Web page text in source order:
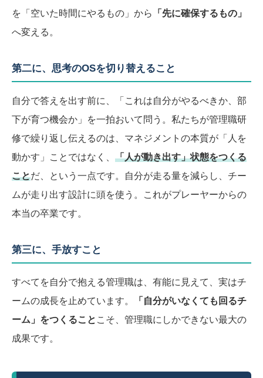
を「空いた時間にやるもの」から
「先に確保するもの」
へ変える。
第二に、思考のOSを切り替えること
自分で答えを出す前に、「これは自分がやるべきか、部
下が育つ機会か」を一拍おいて問う。私たちが管理職研
修で繰り返し伝えるのは、マネジメントの本質が「人を
動かす」ことではなく、 「人が動き出す」状態をつくる
ことだ、という一点です。自分が走る量を減らし、チー
ムが走り出す設計に頭を使う。これがプレーヤーからの
本当の卒業です。
第三に、手放すこと
すべてを自分で抱える管理職は、有能に見えて、実はチ
ームの成長を止めています。
「自分がいなくても回るチ
ーム」をつくること こそ、管理職にしかできない最大の
成果です。